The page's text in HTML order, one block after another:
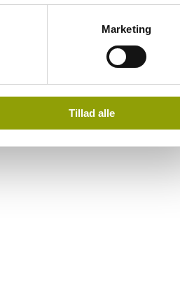
Marketing
Tillad alle